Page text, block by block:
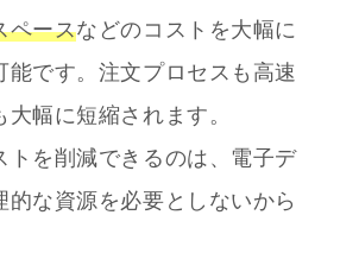
ペースなどのコストを大幅に
能です。注文プロセスも高速
幅に短縮されます。
トを削減できるのは、電子デ
的な資源を必要としないから